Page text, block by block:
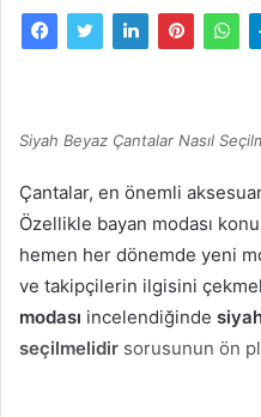
posta
Siyah Beyaz Çantalar Nasıl
Çantalar, en önemli
Özellikle bayan modası
hemen her dönemde yeni
ve takipçilerin ilgisini
modası incelendiğinde
seçilmelidir sorusunun ön